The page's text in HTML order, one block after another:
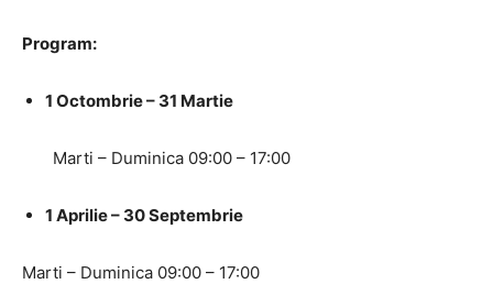
Program:
1 Octombrie – 31 Martie
Marti – Duminica 09:00 – 17:00
1 Aprilie – 30 Septembrie
Marti – Duminica 09:00 – 17:00